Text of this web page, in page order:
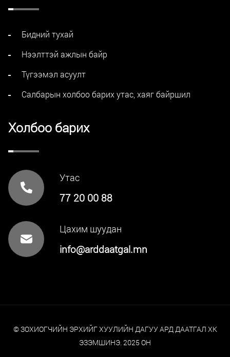
Бидний тухай
Нээлттэй ажлын байр
Түгээмэл асуулт
Салбарын холбоо барих утас, хаяг байршил
Холбоо барих
Утас
77 20 00 88
Цахим шуудан
info@arddaatgal.mn
© ЗОХИОГЧИЙН ЭРХИЙГ ХУУЛИЙН ДАГУУ АРД ДААТГАЛ ХК
ЭЗЭМШИНЭ. 2025 ОН